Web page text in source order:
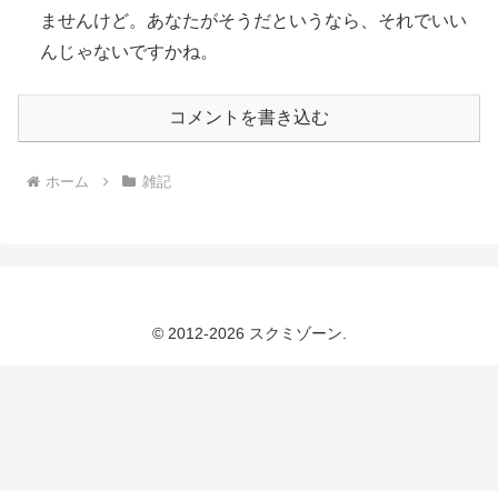
ませんけど。あなたがそうだというなら、それでいい
んじゃないですかね。
コメントを書き込む
ホーム 雑記
© 2012-2026 スクミゾーン.